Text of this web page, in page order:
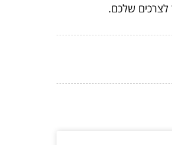
לצרכים שלכם.